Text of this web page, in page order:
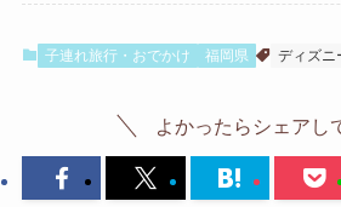
子連れ旅行・おでかけ 福岡県 ディズニ
よかったらシェアし